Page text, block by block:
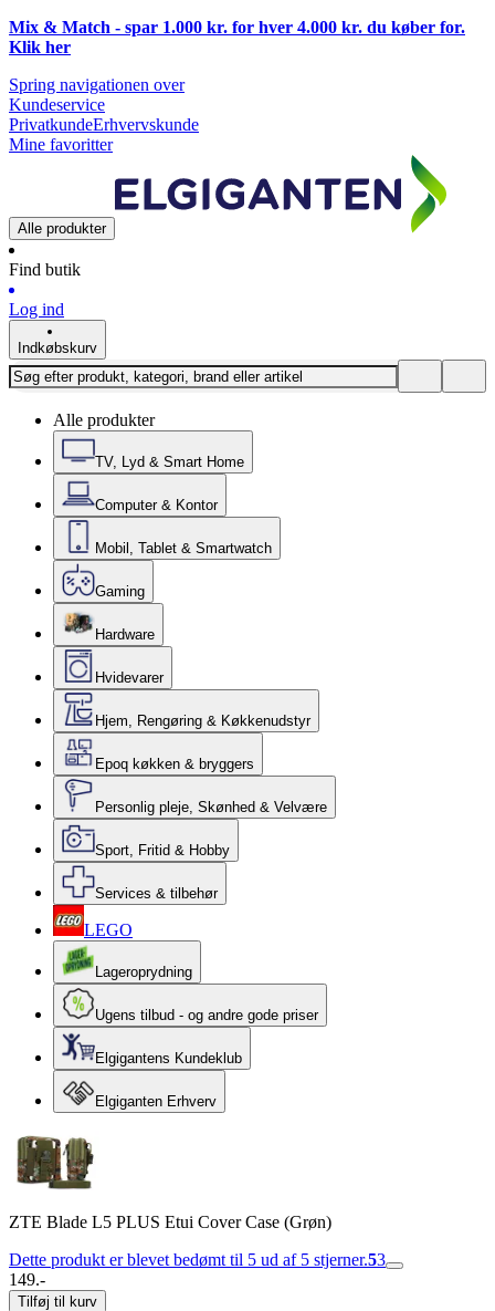
Mix & Match - spar 1.000 kr. for hver 4.000 kr. du køber for.
Klik her
Spring navigationen over
Kundeservice
PrivatkundeErhvervskunde
Mine favoritter
Alle produkter
Find butik
Log ind
Indkøbskurv
Alle produkter
TV, Lyd & Smart Home
Computer & Kontor
Mobil, Tablet & Smartwatch
Gaming
Hardware
Hvidevarer
Hjem, Rengøring & Køkkenudstyr
Epoq køkken & bryggers
Personlig pleje, Skønhed & Velvære
Sport, Fritid & Hobby
Services & tilbehør
LEGO
Lageroprydning
Ugens tilbud - og andre gode priser
Elgigantens Kundeklub
Elgiganten Erhverv
ZTE Blade L5 PLUS Etui Cover Case (Grøn)
Dette produkt er blevet bedømt til 5 ud af 5 stjerner.53
149.-
Tilføj til kurv